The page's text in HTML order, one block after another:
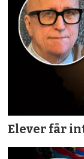
Elever får